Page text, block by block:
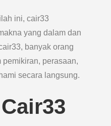
ini, cair33
yang dalam dan
banyak orang
perasaan,
secara langsung.